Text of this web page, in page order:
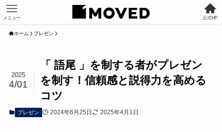
公式HP
メニュー
ホーム プレゼン
「 語尾 」を制する者がプレゼン
を制す！信頼感と説得力を高める
コツ
2025
4/01
プレゼン 2024年6月25日 2025年4月1日